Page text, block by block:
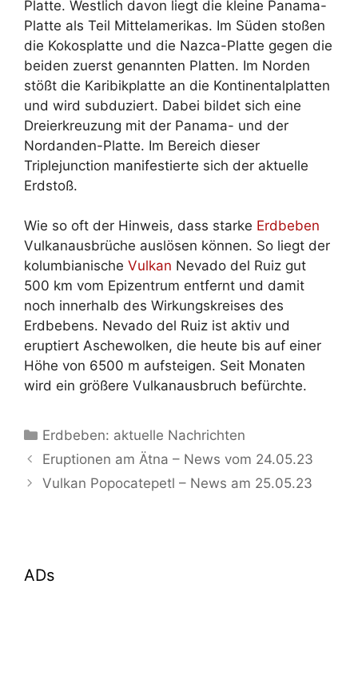
Platte. Westlich davon liegt die kleine Panama-
Platte als Teil Mittelamerikas. Im Süden stoßen
die Kokosplatte und die Nazca-Platte gegen die
beiden zuerst genannten Platten. Im Norden
stößt die Karibikplatte an die Kontinentalplatten
und wird subduziert. Dabei bildet sich eine
Dreierkreuzung mit der Panama- und der
Nordanden-Platte. Im Bereich dieser
Triplejunction manifestierte sich der aktuelle
Erdstoß.
Wie so oft der Hinweis, dass starke Erdbeben
Vulkanausbrüche auslösen können. So liegt der
kolumbianische Vulkan Nevado del Ruiz gut
500 km vom Epizentrum entfernt und damit
noch innerhalb des Wirkungskreises des
Erdbebens. Nevado del Ruiz ist aktiv und
eruptiert Aschewolken, die heute bis auf einer
Höhe von 6500 m aufsteigen. Seit Monaten
wird ein größere Vulkanausbruch befürchte.
Kategorien
Erdbeben: aktuelle Nachrichten
Eruptionen am Ätna – News vom 24.05.23
Vulkan Popocatepetl – News am 25.05.23
ADs